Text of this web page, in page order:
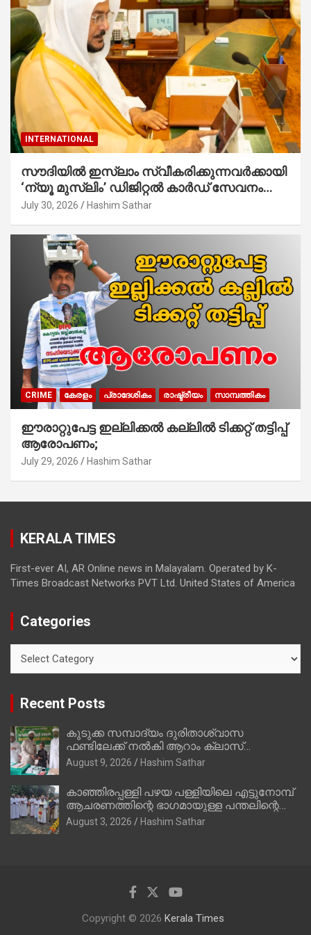
INTERNATIONAL
സൗദിയില്‍ ഇസ്‌ലാം സ്വീകരിക്കുന്നവര്‍ക്കായി
‘ന്യൂ മുസ്ലിം’ ഡിജിറ്റല്‍ കാര്‍ഡ് സേവനം
ആരംഭിച്ചു
July 30, 2026 Hashim Sathar
CRIME കേരളം പ്രാദേശികം രാഷ്ട്രീയം സാമ്പത്തികം
ഈരാറ്റുപേട്ട ഇല്ലിക്കൽ കല്ലിൽ ടിക്കറ്റ് തട്ടിപ്പ്
ആരോപണം;
July 29, 2026 Hashim Sathar
KERALA TIMES
First-ever AI, AR Online news in Malayalam. Operated by K-
Times Broadcast Networks PVT Ltd. United States of America
Categories
Recent Posts
കുടുക്ക സമ്പാദ്യം ദുരിതാശ്വാസ
ഫണ്ടിലേക്ക് നൽകി ആറാം ക്ലാസ്
വിദ്യാർത്ഥി അമാൻ
August 9, 2026 Hashim Sathar
കാഞ്ഞിരപ്പള്ളി പഴയ പള്ളിയിലെ എട്ടുനോമ്പ്
ആചരണത്തിന്റെ ഭാഗമായുള്ള പന്തലിന്റെ
കാൽനാട്ട് കർമ്മം ആർച്ച് പ്രീസ്റ്റ് വെരി.
റവ.ഫാ. കുര്യൻ താമരശ്ശേരി നിർവഹിക്കുന്നു.
August 3, 2026 Hashim Sathar
Copyright © 2026 Kerala Times